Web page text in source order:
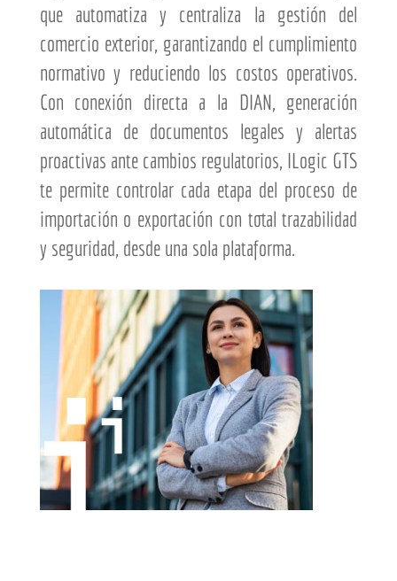
que automatiza y centraliza la gestión del
comercio exterior, garantizando el cumplimiento
normativo y reduciendo los costos operativos.
Con conexión directa a la DIAN, generación
automática de documentos legales y alertas
proactivas ante cambios regulatorios, ILogic GTS
te permite controlar cada etapa del proceso de
importación o exportación con total trazabilidad
y seguridad, desde una sola plataforma.